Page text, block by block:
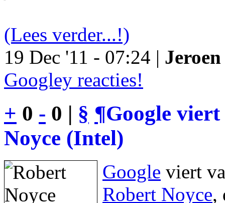
(Lees verder...!)
19 Dec '11 - 07:24 |
Googley reacties!
+ 0 - 0 | § ¶Google
Noyce (Intel)
Google viert
Robert Noyce,